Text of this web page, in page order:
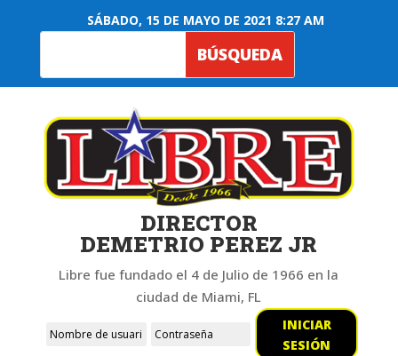
SÁBADO, 15 DE MAYO DE 2021 8:27 AM
DIRECTOR
DEMETRIO PEREZ JR
Libre fue fundado el 4 de Julio de 1966 en la
ciudad de Miami, FL
INICIAR
SESIÓN